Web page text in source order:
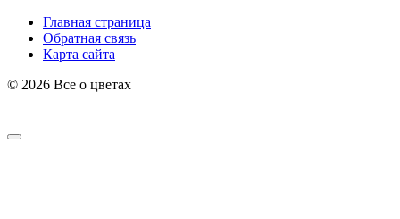
Главная страница
Обратная связь
Карта сайта
© 2026 Все о цветах